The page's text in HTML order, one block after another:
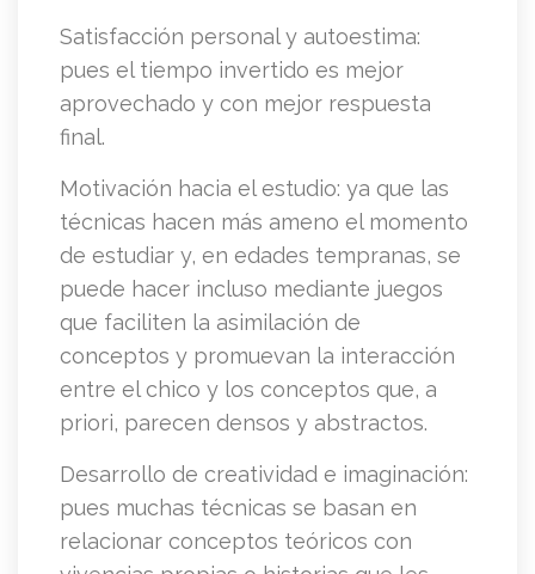
Satisfacción personal y autoestima:
pues el tiempo invertido es mejor
aprovechado y con mejor respuesta
final.
Motivación hacia el estudio: ya que las
técnicas hacen más ameno el momento
de estudiar y, en edades tempranas, se
puede hacer incluso mediante juegos
que faciliten la asimilación de
conceptos y promuevan la interacción
entre el chico y los conceptos que, a
priori, parecen densos y abstractos.
Desarrollo de creatividad e imaginación:
pues muchas técnicas se basan en
relacionar conceptos teóricos con